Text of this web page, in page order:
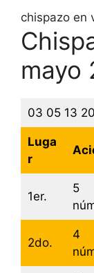
chispazo en
mayo
03 05 13
Luga
r
1er.
5
2do.
4